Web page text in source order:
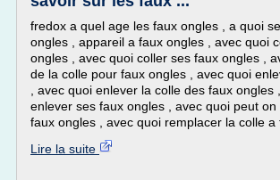
fredox a quel age les faux ongles , a quoi
ongles , appareil a faux ongles , avec quoi
ongles , avec quoi coller ses faux ongles ,
de la colle pour faux ongles , avec quoi
, avec quoi enlever la colle des faux ongles
enlever ses faux ongles , avec quoi peut
faux ongles , avec quoi remplacer la colle a
Lire la suite